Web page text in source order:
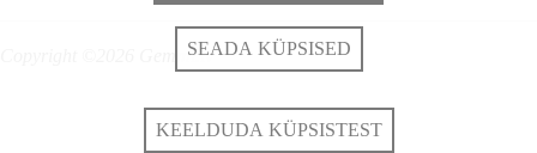
Copyright ©2026 Gemmi.lvSEADA KÜPSISED
KEELDUDA KÜPSISTEST